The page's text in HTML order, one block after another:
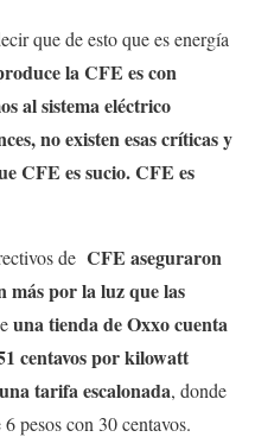
que de esto que es energía
la CFE es con
al sistema eléctrico
no existen esas críticas y
CFE es sucio. CFE es
de CFE aseguraron
más por la luz que las
una tienda de Oxxo cuenta
centavos por kilowatt
tarifa escalonada, donde
pesos con 30 centavos.